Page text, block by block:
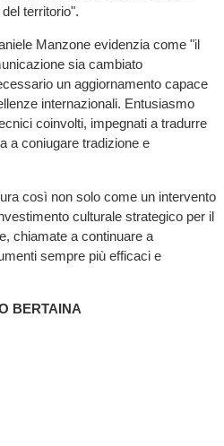
territorio".
Manzone evidenzia come "il
sia cambiato
un aggiornamento capace
internazionali. Entusiasmo
coinvolti, impegnati a tradurre
a coniugare tradizione e
così non solo come un intervento
culturale strategico per il
chiamate a continuare a
sempre più efficaci e
BERTAINA